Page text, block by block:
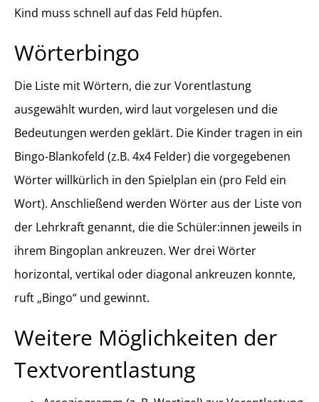
Kind muss schnell auf das Feld hüpfen.
Wörterbingo
Die Liste mit Wörtern, die zur Vorentlastung
ausgewählt wurden, wird laut vorgelesen und die
Bedeutungen werden geklärt. Die Kinder tragen in ein
Bingo-Blankofeld (z.B. 4x4 Felder) die vorgegebenen
Wörter willkürlich in den Spielplan ein (pro Feld ein
Wort). Anschließend werden Wörter aus der Liste von
der Lehrkraft genannt, die die Schüler:innen jeweils in
ihrem Bingoplan ankreuzen. Wer drei Wörter
horizontal, vertikal oder diagonal ankreuzen konnte,
ruft „Bingo“ und gewinnt.
Weitere Möglichkeiten der
Textvorentlastung